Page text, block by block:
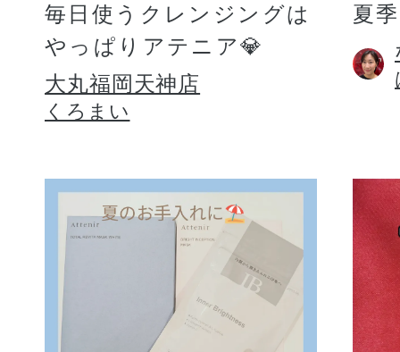
毎日使うクレンジングは
やっぱりアテニア💎
大丸福岡天神店
くろまい
夏